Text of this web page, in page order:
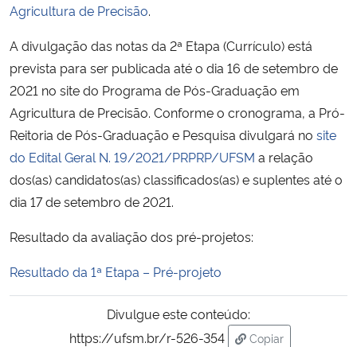
Ministério do Desenvolvimento Regional
Controladoria-Geral da União
Ministério da Mulher, da Família e dos Direitos Humanos
Secretaria de Governo
Gabinete de Segurança Institucional
Advocacia-Geral da União
Banco Central do Brasil
Agricultura de Precisão.
A divulgação das notas da 2ª Etapa (Currículo) está
prevista para ser publicada até o dia 16 de setembro de
2021 no site do Programa de Pós-Graduação em
Agricultura de Precisão. Conforme o cronograma, a Pró-
Reitoria de Pós-Graduação e Pesquisa divulgará no site
do Edital Geral N. 19/2021/PRPRP/UFSM a relação
dos(as) candidatos(as) classificados(as) e suplentes até o
dia 17 de setembro de 2021.
Resultado da avaliação dos pré-projetos:
Resultado da 1ª Etapa – Pré-projeto
Divulgue este conteúdo:
https://ufsm.br/r-526-354
Copiar